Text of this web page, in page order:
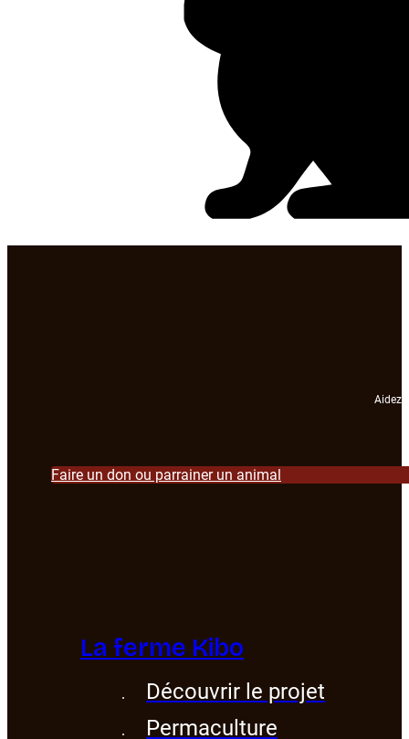
Aidez-
Faire un don ou parrainer un animal
La ferme Kibo
Découvrir le projet
Permaculture